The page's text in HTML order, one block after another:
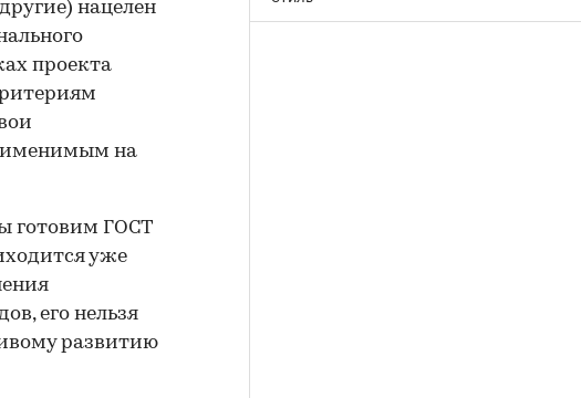
нацелен
проекта
на
готовим ГОСТ
уже
его нельзя
развитию